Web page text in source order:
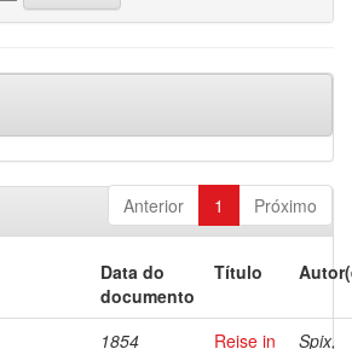
Anterior 1 Próximo
Data do
documento
Título
1854
Reise in
Spix,